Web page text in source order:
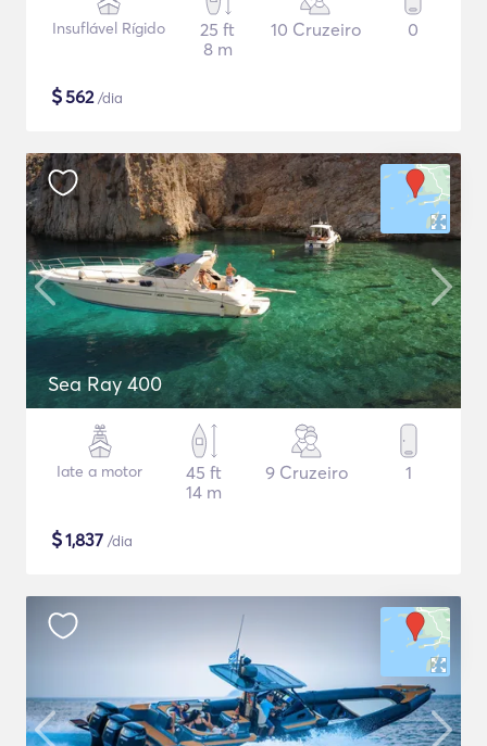
Insuflável Rígido
25 ft
8 m
10 Cruzeiro 0
$562/dia
Sea Ray 400
Iate a motor
45 ft
14 m
9 Cruzeiro 1
$1,837 /dia